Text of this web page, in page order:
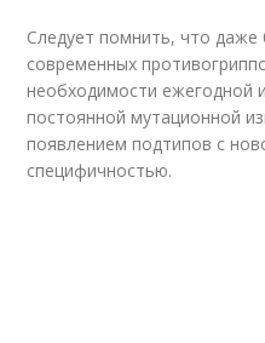
Следует помнить, что даже
современных
необходимости ежегодной
постоянной мутационной
появлением подтипов с
специфичностью.